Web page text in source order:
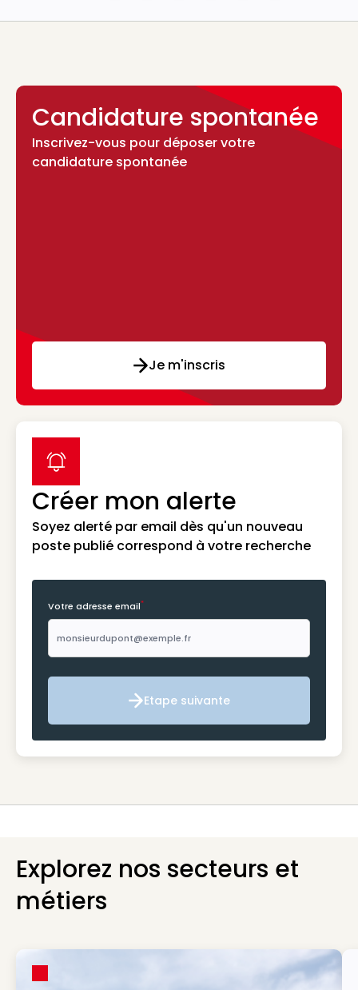
Candidature spontanée
Inscrivez-vous pour déposer votre
candidature spontanée
Je m'inscris
Créer mon alerte
Soyez alerté par email dès qu'un nouveau
poste publié correspond à votre recherche
label icon
Votre adresse email*
Etape suivante
Etape suivante
Explorez nos secteurs et
métiers